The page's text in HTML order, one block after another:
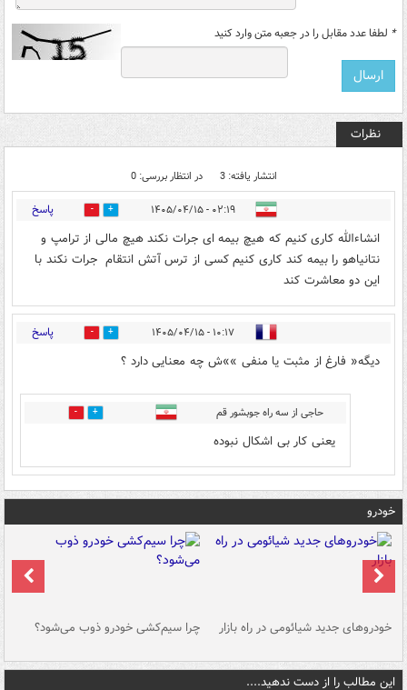
* لطفا عدد مقابل را در جعبه متن وارد کنید
نظرات
انتشار یافته: 3 در انتظار بررسی: 0
۰۲:۱۹ - ۱۴۰۵/۰۴/۱۵ 1 پاسخ
انشاءالله کاری کنیم که هیچ بیمه ای جرات نکند هیچ مالی از ترامپ و
نتانیاهو را بیمه کند کاری کنیم کسی از ترس آتش انتقام جرات نکند با
این دو معاشرت کند
۱۰:۱۷ - ۱۴۰۵/۰۴/۱۵ 0 پاسخ
دیگه« فارغ از مثبت یا منفی »»ش چه معنایی دارد ؟
حاجی از سه راه جوبشور قم 0
یعنی کار بی اشکال نبوده
خودرو
خودروهای جدید شیائومی در راه بازار چرا سیم‌کشی خودرو ذوب می‌شود؟
این مطالب را از دست ندهید....